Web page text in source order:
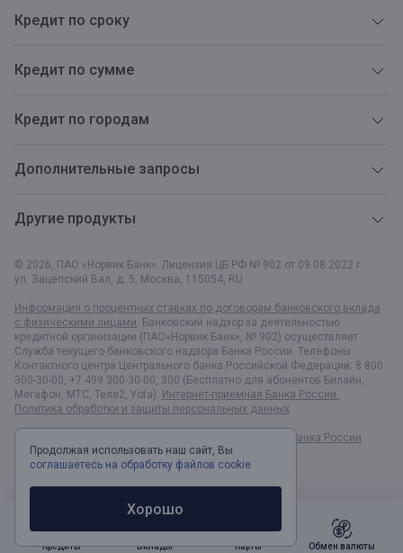
© 2026, ПАО «Норвик Банк». Лицензия ЦБ РФ № 902 от 09.08.2022 г.
ул. Зацепский Вал, д. 5, Москва, 115054, RU
Информация о процентных ставках по договорам банковского вклада
с физическими лицами. Банковский надзор за деятельностью
кредитной организации (ПАО«Норвик Банк», № 902) осуществляет
Служба текущего банковского надзора Банка России. Телефоны
Контактного центра Центрального банка Российской Федерации: 8 800
300-30-00, +7 499 300-30-00, 300 (Бесплатно для абонентов Билайн,
Мегафон, МТС, Теле2, Yota). Интернет-приемная Банка России.
Политика обработки и защиты персональных данных
Раскрытие информации в соответствии c Указанием Банка России
№6496-У
Кредит по сроку
Кредит по сумме
Кредит по городам
Дополнительные запросы
Другие продукты
Продолжая использовать наш сайт, Вы
соглашаетесь на обработку файлов cookie
Хорошо
Кредиты Вклады Карты Обмен валюты